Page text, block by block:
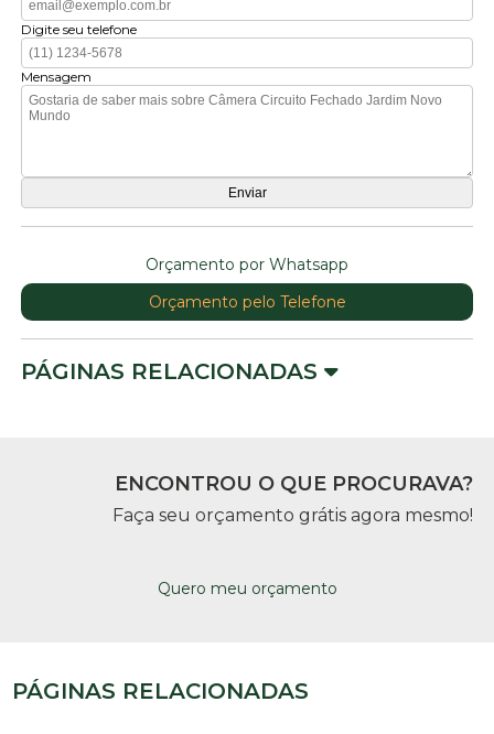
Digite seu telefone
Mensagem
Orçamento por Whatsapp
Orçamento pelo Telefone
PÁGINAS RELACIONADAS
ENCONTROU O QUE PROCURAVA?
Faça seu orçamento grátis agora mesmo!
Quero meu orçamento
PÁGINAS RELACIONADAS